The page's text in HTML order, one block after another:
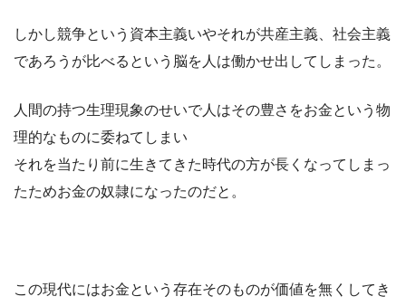
しかし競争という資本主義いやそれが共産主義、社会主義
であろうが比べるという脳を人は働かせ出してしまった。
人間の持つ生理現象のせいで人はその豊さをお金という物
理的なものに委ねてしまい
それを当たり前に生きてきた時代の方が長くなってしまっ
たためお金の奴隷になったのだと。
この現代にはお金という存在そのものが価値を無くしてき